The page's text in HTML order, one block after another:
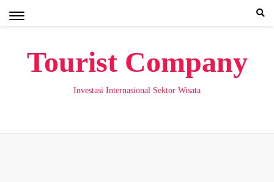
Tourist Company
Investasi Internasional Sektor Wisata